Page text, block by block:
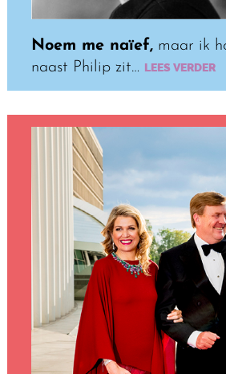
Noem me naïef,maar ik
naast Philip zit… LEES VERDER